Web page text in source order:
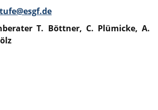
T. Böttner, C. Plümicke, A.